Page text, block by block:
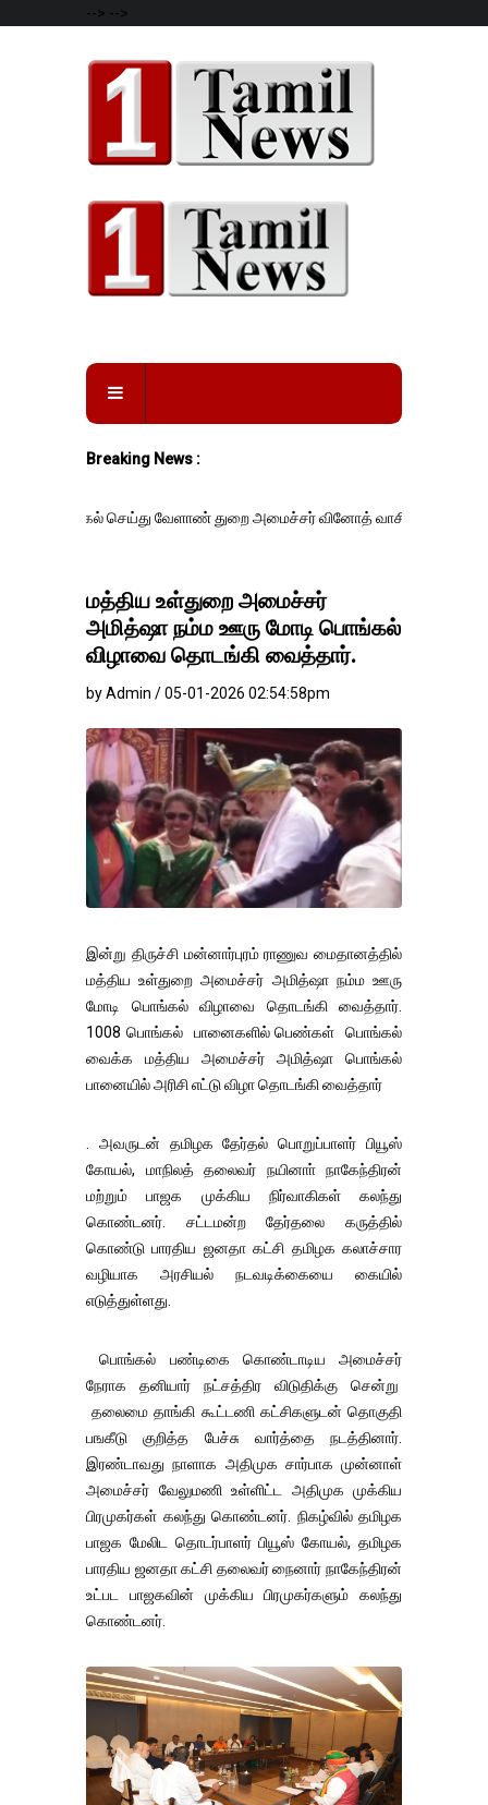
--> -->
Breaking News :
செய்து வேளாண் துறை அமைச்சர் வினோத் வாசித்து வருகிறார். �.
மத்திய உள்துறை அமைச்சர்
அமித்ஷா நம்ம ஊரு மோடி பொங்கல்
விழாவை தொடங்கி வைத்தார்.
by Admin / 05-01-2026 02:54:58pm
இன்று திருச்சி மன்னார்புரம் ராணுவ மைதானத்தில்
மத்திய உள்துறை அமைச்சர் அமித்ஷா நம்ம ஊரு
மோடி பொங்கல் விழாவை தொடங்கி வைத்தார்.
1008 பொங்கல் பானைகளில் பெண்கள் பொங்கல்
வைக்க மத்திய அமைச்சர் அமித்ஷா பொங்கல்
பானையில் அரிசி எட்டு விழா தொடங்கி வைத்தார்
. அவருடன் தமிழக தேர்தல் பொறுப்பாளர் பியூஸ்
கோயல், மாநிலத் தலைவர் நயினாா் நாகேந்திரன்
மற்றும் பாஜக முக்கிய நிர்வாகிகள் கலந்து
கொண்டனர். சட்டமன்ற தேர்தலை கருத்தில்
கொண்டு பாரதிய ஜனதா கட்சி தமிழக கலாச்சார
வழியாக அரசியல் நடவடிக்கையை கையில்
எடுத்துள்ளது.
பொங்கல் பண்டிகை கொண்டாடிய அமைச்சர்
நேராக தனியார் நட்சத்திர விடுதிக்கு சென்று
தலைமை தாங்கி கூட்டணி கட்சிகளுடன் தொகுதி
பஙகீடு குறித்த பேச்சு வார்த்தை நடத்தினார்.
இரண்டாவது நாளாக அதிமுக சார்பாக முன்னாள்
அமைச்சர் வேலுமணி உள்ளிட்ட அதிமுக முக்கிய
பிரமுகர்கள் கலந்து கொண்டனர். நிகழ்வில் தமிழக
பாஜக மேலிட தொடர்பாளர் பியூஸ் கோயல், தமிழக
பாரதிய ஜனதா கட்சி தலைவர் நைனார் நாகேந்திரன்
உட்பட பாஜகவின் முக்கிய பிரமுகர்களும் கலந்து
கொண்டனர்.